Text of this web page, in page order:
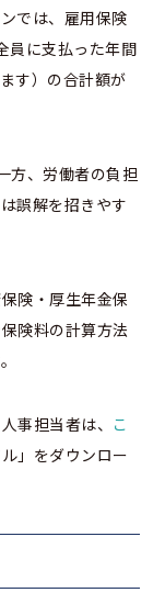
では、雇用保険
員に支払った年間
す）の合計額が
方、労働者の負担
誤解を招きやす
険・厚生年金保
険料の計算方法
事担当者は、 こ
」をダウンロー